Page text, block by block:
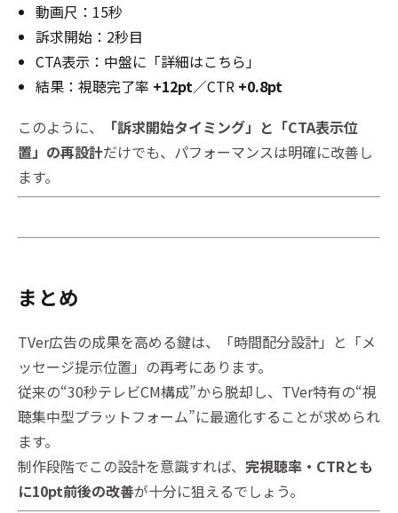
動画尺：15秒
訴求開始：2秒目
CTA表示：中盤に「詳細はこちら」
結果：視聴完了率 +12pt／CTR +0.8pt
このように、
「訴求開始タイミング」と「CTA表示位
置」の再設計だけでも、パフォーマンスは明確に改善し
ます。
まとめ
TVer広告の成果を高める鍵は、「時間配分設計」と「メ
ッセージ提示位置」の再考にあります。
従来の“30秒テレビCM構成”から脱却し、TVer特有の“視
聴集中型プラットフォーム”に最適化することが求められ
ます。
制作段階でこの設計を意識すれば、 完視聴率・CTRとも
に10pt前後の改善が十分に狙えるでしょう。